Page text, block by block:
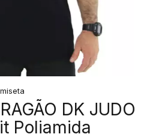
DK JUDO
Poliamida